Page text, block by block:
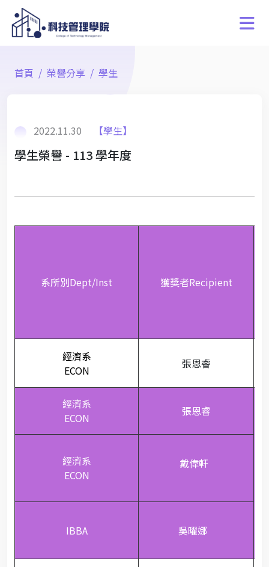
首頁 榮譽分享 學生
2022.11.30 【學生】
學生榮譽 - 113 學年度
系所別Dept/Inst 獲獎者Recipient
經濟系
ECON
張恩睿
經濟系
ECON
張恩睿
經濟系
ECON
戴偉軒
IBBA 吳曜娜